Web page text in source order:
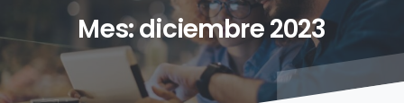
Mes:diciembre2023